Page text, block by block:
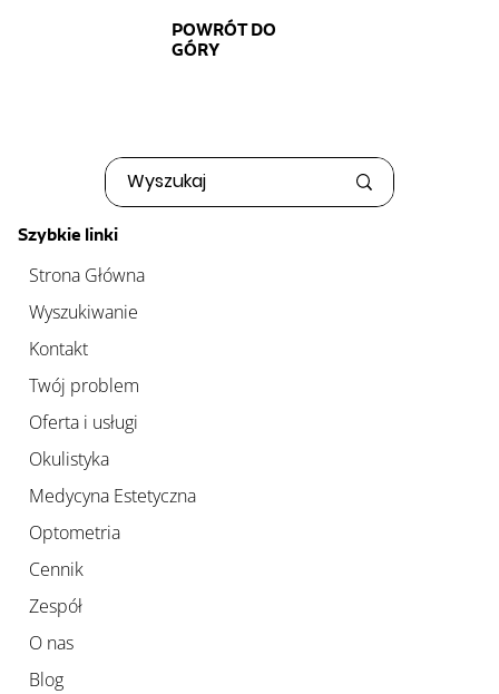
Szybkie linki
Strona Główna
Wyszukiwanie
Kontakt
Twój problem
Oferta i usługi
Okulistyka
Medycyna Estetyczna
Optometria
Cennik
Zespół
O nas
Blog
POWRÓT DO
GÓRY